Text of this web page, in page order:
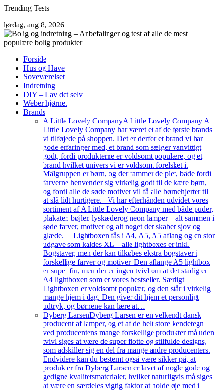
Skip
content
Trending Tests
lørdag, aug 8, 2026
Forside
Hus og Have
Soveværelset
Indretning
DIY – Lav det selv
Weber hjørnet
Brands
A Little Lovely CompanyA Little Lovely Company A
Little Lovely Company har været et af de første brands
vi tilføjede på shoppen. Det er derfor et brand vi har
gode erfaringer med, et brand som sælger vanvittigt
godt, fordi produkterne er voldsomt populære, og et
brand hvilket univers vi er voldsomt forelsket i.
Målgruppen er børn, og der rammer de plet, både fordi
farverne henvender sig virkelig godt til de kære børn,
og fordi alle de søde motiver vil få alle børnehjerter til
at slå lidt hurtigere. Vi har efterhånden udvidet vores
sortiment af A Little Lovely Company med både puder,
plakater, bøjler, lyskæderog neon lamper – alt sammen i
søde farver, motiver og alt noget der skaber sjov og
glæde. Lightboxen fås i A4, A5, A5 aflang og en stor
udgave som kaldes XL – alle lightboxes er inkl.
Bogstaver, men der kan tilkøbes ekstra bogstaver i
forskellige farver og motiver. Den aflange A5 lightbox
er super fin, men der er ingen tvivl om at det stadig er
A4 lightboxen som er vores bestseller. Særligt
Lightboxen er voldsomt populær, og den står i virkelig
mange hjem i dag. Den giver dit hjem et personligt
udtryk, og børnene kan lære at…
Dyberg LarsenDyberg Larsen er en velkendt dansk
producent af lamper, og et af de helt store kendetegn
ved producentens mange forskellige produkter må uden
tvivl siges at være de super flotte og stilfulde designs,
som adskiller sig en del fra mange andre producenters.
Endvidere kan du bestemt også være sikker på, at
produkter fra Dyberg Larsen er lavet af nogle gode og
gedigne kvalitetsmaterialer, hvilket naturligvis må siges
at være en særdeles vigtig faktor at holde øje med i